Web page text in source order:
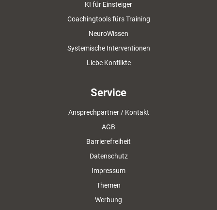
KI für Einsteiger
Coachingtools fürs Training
NeuroWissen
Systemische Interventionen
Liebe Konflikte
Service
Ansprechpartner / Kontakt
AGB
Barrierefreiheit
Datenschutz
Impressum
Themen
Werbung